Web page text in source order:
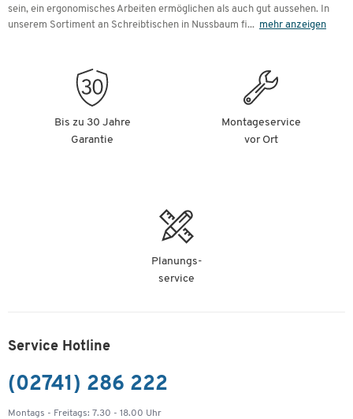
sein, ein ergonomisches Arbeiten ermöglichen als auch gut aussehen. In
unserem Sortiment an Schreibtischen in Nussbaum fi... mehr anzeigen
Bis zu 30 Jahre
Garantie
Montageservice
vor Ort
Planungs-
service
Service Hotline
(02741) 286 222
Montags - Freitags: 7.30 - 18.00 Uhr